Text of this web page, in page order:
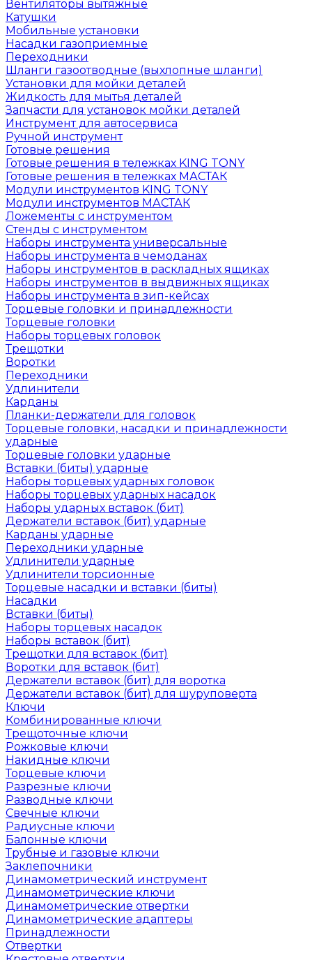
Вентиляторы вытяжные
Катушки
Мобильные установки
Насадки газоприемные
Переходники
Шланги газоотводные (выхлопные шланги)
Установки для мойки деталей
Жидкость для мытья деталей
Запчасти для установок мойки деталей
Инструмент для автосервиса
Ручной инструмент
Готовые решения
Готовые решения в тележках KING TONY
Готовые решения в тележках МАСТАК
Модули инструментов KING TONY
Модули инструментов МАСТАК
Ложементы с инструментом
Стенды с инструментом
Наборы инструмента универсальные
Наборы инструмента в чемоданах
Наборы инструментов в раскладных ящиках
Наборы инструментов в выдвижных ящиках
Наборы инструмента в зип-кейсах
Торцевые головки и принадлежности
Торцевые головки
Наборы торцевых головок
Трещотки
Воротки
Переходники
Удлинители
Карданы
Планки-держатели для головок
Торцевые головки, насадки и принадлежности
ударные
Торцевые головки ударные
Вставки (биты) ударные
Наборы торцевых ударных головок
Наборы торцевых ударных насадок
Наборы ударных вставок (бит)
Держатели вставок (бит) ударные
Карданы ударные
Переходники ударные
Удлинители ударные
Удлинители торсионные
Торцевые насадки и вставки (биты)
Насадки
Вставки (биты)
Наборы торцевых насадок
Наборы вставок (бит)
Трещотки для вставок (бит)
Воротки для вставок (бит)
Держатели вставок (бит) для воротка
Держатели вставок (бит) для шуруповерта
Ключи
Комбинированные ключи
Трещоточные ключи
Рожковые ключи
Накидные ключи
Торцевые ключи
Разрезные ключи
Разводные ключи
Свечные ключи
Радиусные ключи
Балонные ключи
Трубные и газовые ключи
Заклепочники
Динамометрический инструмент
Динамометрические ключи
Динамометрические отвертки
Динамометрические адаптеры
Принадлежности
Отвертки